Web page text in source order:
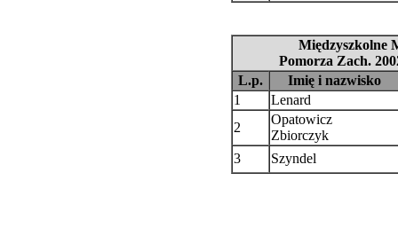
Międzyszkolne
Pomorza Zach.
L.p.
Imię i nazwisko
1
Lenard
2
Opatowicz
Zbiorczyk
3
Szyndel